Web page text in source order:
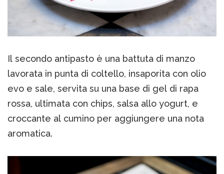
Il secondo antipasto è una battuta di manzo
lavorata in punta di coltello, insaporita con olio
evo e sale, servita su una base di gel di rapa
rossa, ultimata con chips, salsa allo yogurt, e
croccante al cumino per aggiungere una nota
aromatica.